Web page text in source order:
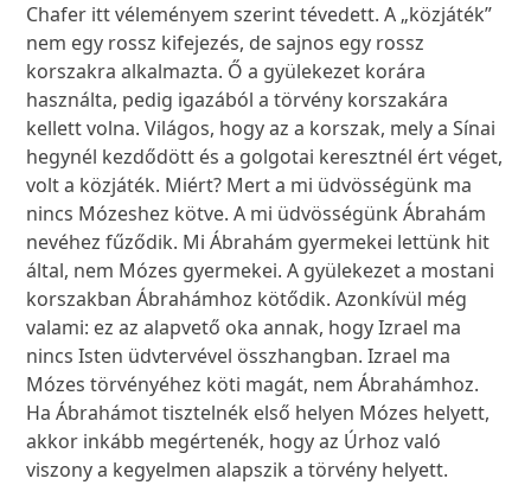
Chafer itt véleményem szerint tévedett. A „közjáték”
nem egy rossz kifejezés, de sajnos egy rossz
korszakra alkalmazta. Ő a gyülekezet korára
használta, pedig igazából a törvény korszakára
kellett volna. Világos, hogy az a korszak, mely a Sínai
hegynél kezdődött és a golgotai keresztnél ért véget,
volt a közjáték. Miért? Mert a mi üdvösségünk ma
nincs Mózeshez kötve. A mi üdvösségünk Ábrahám
nevéhez fűződik. Mi Ábrahám gyermekei lettünk hit
által, nem Mózes gyermekei. A gyülekezet a mostani
korszakban Ábrahámhoz kötődik. Azonkívül még
valami: ez az alapvető oka annak, hogy Izrael ma
nincs Isten üdvtervével összhangban. Izrael ma
Mózes törvényéhez köti magát, nem Ábrahámhoz.
Ha Ábrahámot tisztelnék első helyen Mózes helyett,
akkor inkább megértenék, hogy az Úrhoz való
viszony a kegyelmen alapszik a törvény helyett.